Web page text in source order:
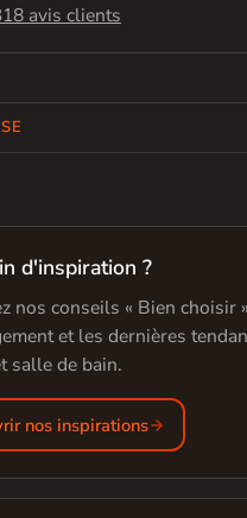
avis clients
d'inspiration ?
nos conseils « Bien choisir
et les dernières
salle de bain.
nos inspirations